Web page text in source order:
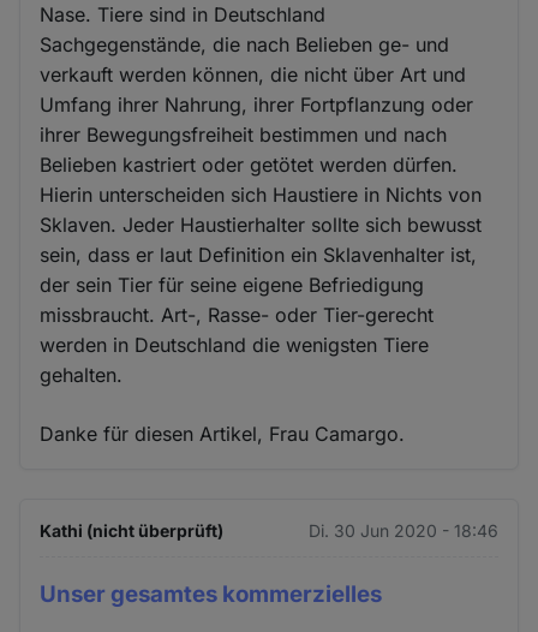
Nase. Tiere sind in Deutschland
Sachgegenstände, die nach Belieben ge- und
verkauft werden können, die nicht über Art und
Umfang ihrer Nahrung, ihrer Fortpflanzung oder
ihrer Bewegungsfreiheit bestimmen und nach
Belieben kastriert oder getötet werden dürfen.
Hierin unterscheiden sich Haustiere in Nichts von
Sklaven. Jeder Haustierhalter sollte sich bewusst
sein, dass er laut Definition ein Sklavenhalter ist,
der sein Tier für seine eigene Befriedigung
missbraucht. Art-, Rasse- oder Tier-gerecht
werden in Deutschland die wenigsten Tiere
gehalten.
Danke für diesen Artikel, Frau Camargo.
Kathi (nicht überprüft) Di. 30 Jun 2020 - 18:46
Unser gesamtes kommerzielles